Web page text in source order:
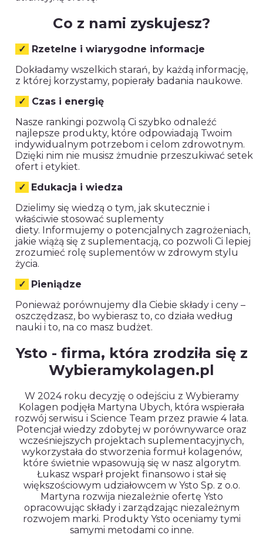
Co z nami zyskujesz?
✓
Rzetelne i wiarygodne informacje
Dokładamy wszelkich starań, by każdą informację,
z której korzystamy, popierały badania naukowe.
✓
Czas i energię
Nasze rankingi pozwolą Ci szybko odnaleźć
najlepsze produkty, które odpowiadają Twoim
indywidualnym potrzebom i celom zdrowotnym.
Dzięki nim nie musisz żmudnie przeszukiwać setek
ofert i etykiet.
✓ Edukacja i wiedza
Dzielimy się wiedzą o tym, jak skutecznie i
właściwie stosować suplementy
diety. Informujemy o potencjalnych zagrożeniach,
jakie wiążą się z suplementacją, co pozwoli Ci lepiej
zrozumieć rolę suplementów w zdrowym stylu
życia.
✓ Pieniądze
Ponieważ porównujemy dla Ciebie składy i ceny –
oszczędzasz, bo wybierasz to, co działa według
nauki i to, na co masz budżet.
Ysto - firma, która zrodziła się z
Wybieramykolagen.pl
W 2024 roku decyzję o odejściu z Wybieramy
Kolagen podjęła Martyna Ubych, która wspierała
rozwój serwisu i Science Team przez prawie 4 lata.
Potencjał wiedzy zdobytej w porównywarce oraz
wcześniejszych projektach suplementacyjnych,
wykorzystała do stworzenia formuł kolagenów,
które świetnie wpasowują się w nasz algorytm.
Łukasz wsparł projekt finansowo i stał się
większościowym udziałowcem w Ysto Sp. z o.o.
Martyna rozwija niezależnie ofertę Ysto
opracowując składy i zarządzając niezależnym
rozwojem marki. Produkty Ysto oceniamy tymi
samymi metodami co inne.